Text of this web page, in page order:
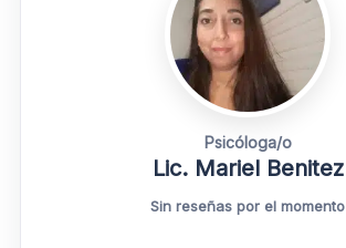
Psicóloga/o
Lic. Mariel Benitez
Sin reseñas por el momento